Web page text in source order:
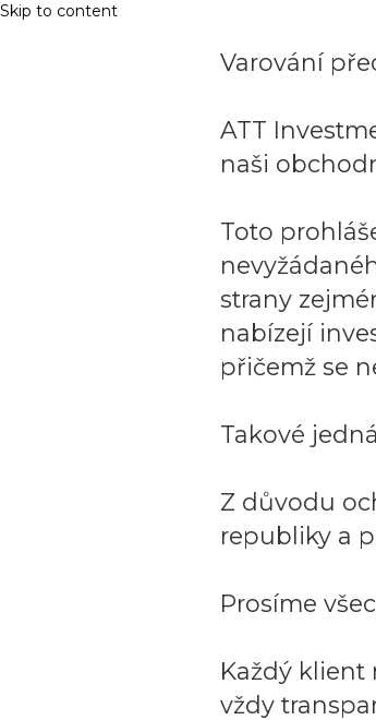
Skip to content
Varování
ATT
naši
Toto
strany
nabízejí
přičemž se
Takové
Z důvodu
republiky a
Prosíme
Každý klient
vždy